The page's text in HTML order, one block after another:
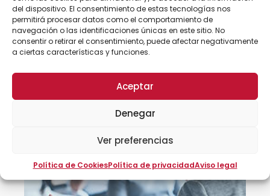
del dispositivo. El consentimiento de estas tecnologías nos
permitirá procesar datos como el comportamiento de
navegación o las identificaciones únicas en este sitio. No
consentir o retirar el consentimiento, puede afectar negativamente
a ciertas características y funciones.
Aceptar
Denegar
Ver preferencias
Política de CookiesPolítica de privacidadAviso legal
10/10/2023 - 12/12/2023
Consultar